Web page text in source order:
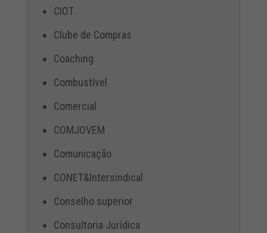
CIOT
Clube de Compras
Coaching
Combustível
Comercial
COMJOVEM
Comunicação
CONET&Intersindical
Conselho superior
Consultoria Jurídica